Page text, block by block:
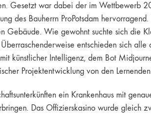
Gesetzt war dabei der im Wettbewerb
des Bauherrn ProPotsdam
Gebäude. Wie gewohnt suchte sich die
entschieden sich
künstlicher Intelligenz, dem Bot
Projektentwicklung von den
ein Krankenhaus mit
Das Offizierskasino wurde gleich